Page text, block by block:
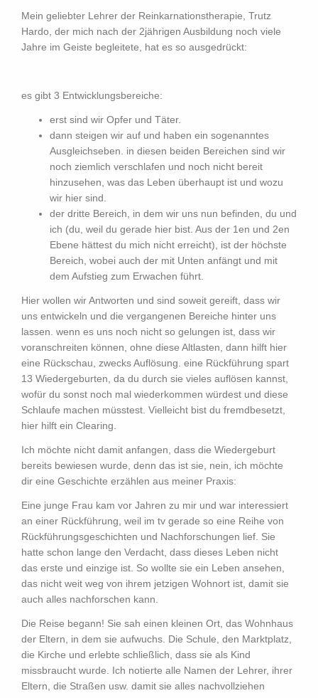
Mein geliebter Lehrer der Reinkarnationstherapie, Trutz
Hardo, der mich nach der 2jährigen Ausbildung noch viele
Jahre im Geiste begleitete, hat es so ausgedrückt:
es gibt 3 Entwicklungsbereiche:
erst sind wir Opfer und Täter.
dann steigen wir auf und haben ein sogenanntes
Ausgleichseben. in diesen beiden Bereichen sind wir
noch ziemlich verschlafen und noch nicht bereit
hinzusehen, was das Leben überhaupt ist und wozu
wir hier sind.
der dritte Bereich, in dem wir uns nun befinden, du und
ich (du, weil du gerade hier bist. Aus der 1en und 2en
Ebene hättest du mich nicht erreicht), ist der höchste
Bereich, wobei auch der mit Unten anfängt und mit
dem Aufstieg zum Erwachen führt.
Hier wollen wir Antworten und sind soweit gereift, dass wir
uns entwickeln und die vergangenen Bereiche hinter uns
lassen. wenn es uns noch nicht so gelungen ist, dass wir
voranschreiten können, ohne diese Altlasten, dann hilft hier
eine Rückschau, zwecks Auflösung. eine Rückführung spart
13 Wiedergeburten, da du durch sie vieles auflösen kannst,
wofür du sonst noch mal wiederkommen würdest und diese
Schlaufe machen müsstest. Vielleicht bist du fremdbesetzt,
hier hilft ein Clearing.
Ich möchte nicht damit anfangen, dass die Wiedergeburt
bereits bewiesen wurde, denn das ist sie, nein, ich möchte
dir eine Geschichte erzählen aus meiner Praxis:
Eine junge Frau kam vor Jahren zu mir und war interessiert
an einer Rückführung, weil im tv gerade so eine Reihe von
Rückführungsgeschichten und Nachforschungen lief. Sie
hatte schon lange den Verdacht, dass dieses Leben nicht
das erste und einzige ist. So wollte sie ein Leben ansehen,
das nicht weit weg von ihrem jetzigen Wohnort ist, damit sie
auch alles nachforschen kann.
Die Reise begann! Sie sah einen kleinen Ort, das Wohnhaus
der Eltern, in dem sie aufwuchs. Die Schule, den Marktplatz,
die Kirche und erlebte schließlich, dass sie als Kind
missbraucht wurde. Ich notierte alle Namen der Lehrer, ihrer
Eltern, die Straßen usw. damit sie alles nachvollziehen